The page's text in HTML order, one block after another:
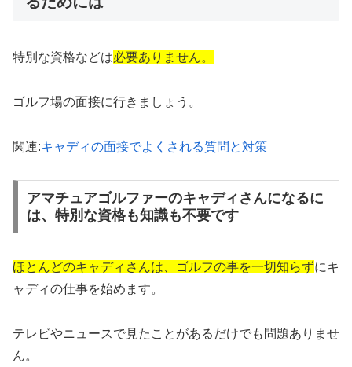
特別な資格などは必要ありません。
ゴルフ場の面接に行きましょう。
関連:キャディの面接でよくされる質問と対策
アマチュアゴルファーのキャディさんになるに
は、特別な資格も知識も不要です
ほとんどのキャディさんは、 ゴルフの事を一切知らずにキ
ャディの仕事を始めます。
テレビやニュースで見たことがあるだけでも問題ありませ
ん。